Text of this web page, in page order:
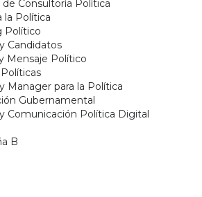
Consultoría Política
la Política
Político
Candidatos
Mensaje Político
Manager para la Política
Gubernamental
Comunicación Política Digital
B